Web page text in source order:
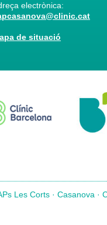
electrònica:
de situació
Les Corts · Casanova ·